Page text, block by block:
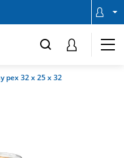
pex 32 x 25 x 32